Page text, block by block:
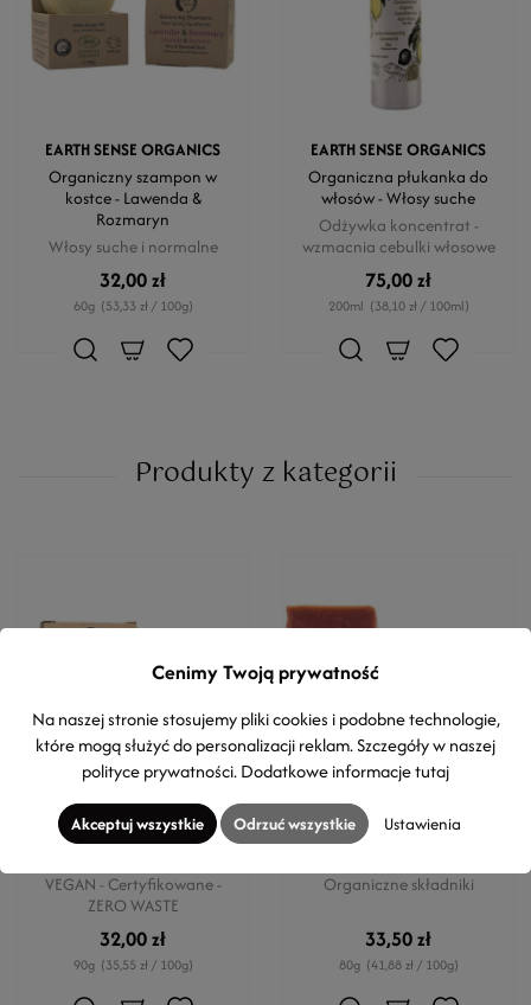
EARTH SENSE ORGANICS
Organiczny szampon w
kostce - Lawenda &
Rozmaryn
Włosy suche i normalne
32,00 zł
60g (53,33 zł / 100g)
EARTH SENSE ORGANICS
Organiczna płukanka do
włosów - Włosy suche
Odżywka koncentrat -
wzmacnia cebulki włosowe
75,00 zł
200ml (38,10 zł / 100ml)
Produkty z kategorii
EARTH SENSE ORGANICS
Mydło organiczne - Jaśmin z
VEGAN - Certyfikowane -
ZERO WASTE
32,00 zł
90g (35,55 zł / 100g)
MYRRO SKINCARE
Mydło do ciała głęboko
Organiczne składniki
33,50 zł
80g (41,88 zł / 100g)
Cenimy Twoją prywatność
Na naszej stronie stosujemy pliki cookies i podobne technologie,
które mogą służyć do personalizacji reklam. Szczegóły w naszej
polityce prywatności. Dodatkowe informacjetutaj
Akceptuj wszystkie Odrzuć wszystkie Ustawienia